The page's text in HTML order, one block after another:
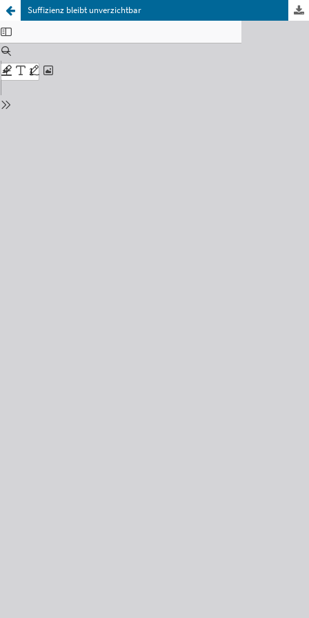
Suffizienz bleibt unverzichtbar